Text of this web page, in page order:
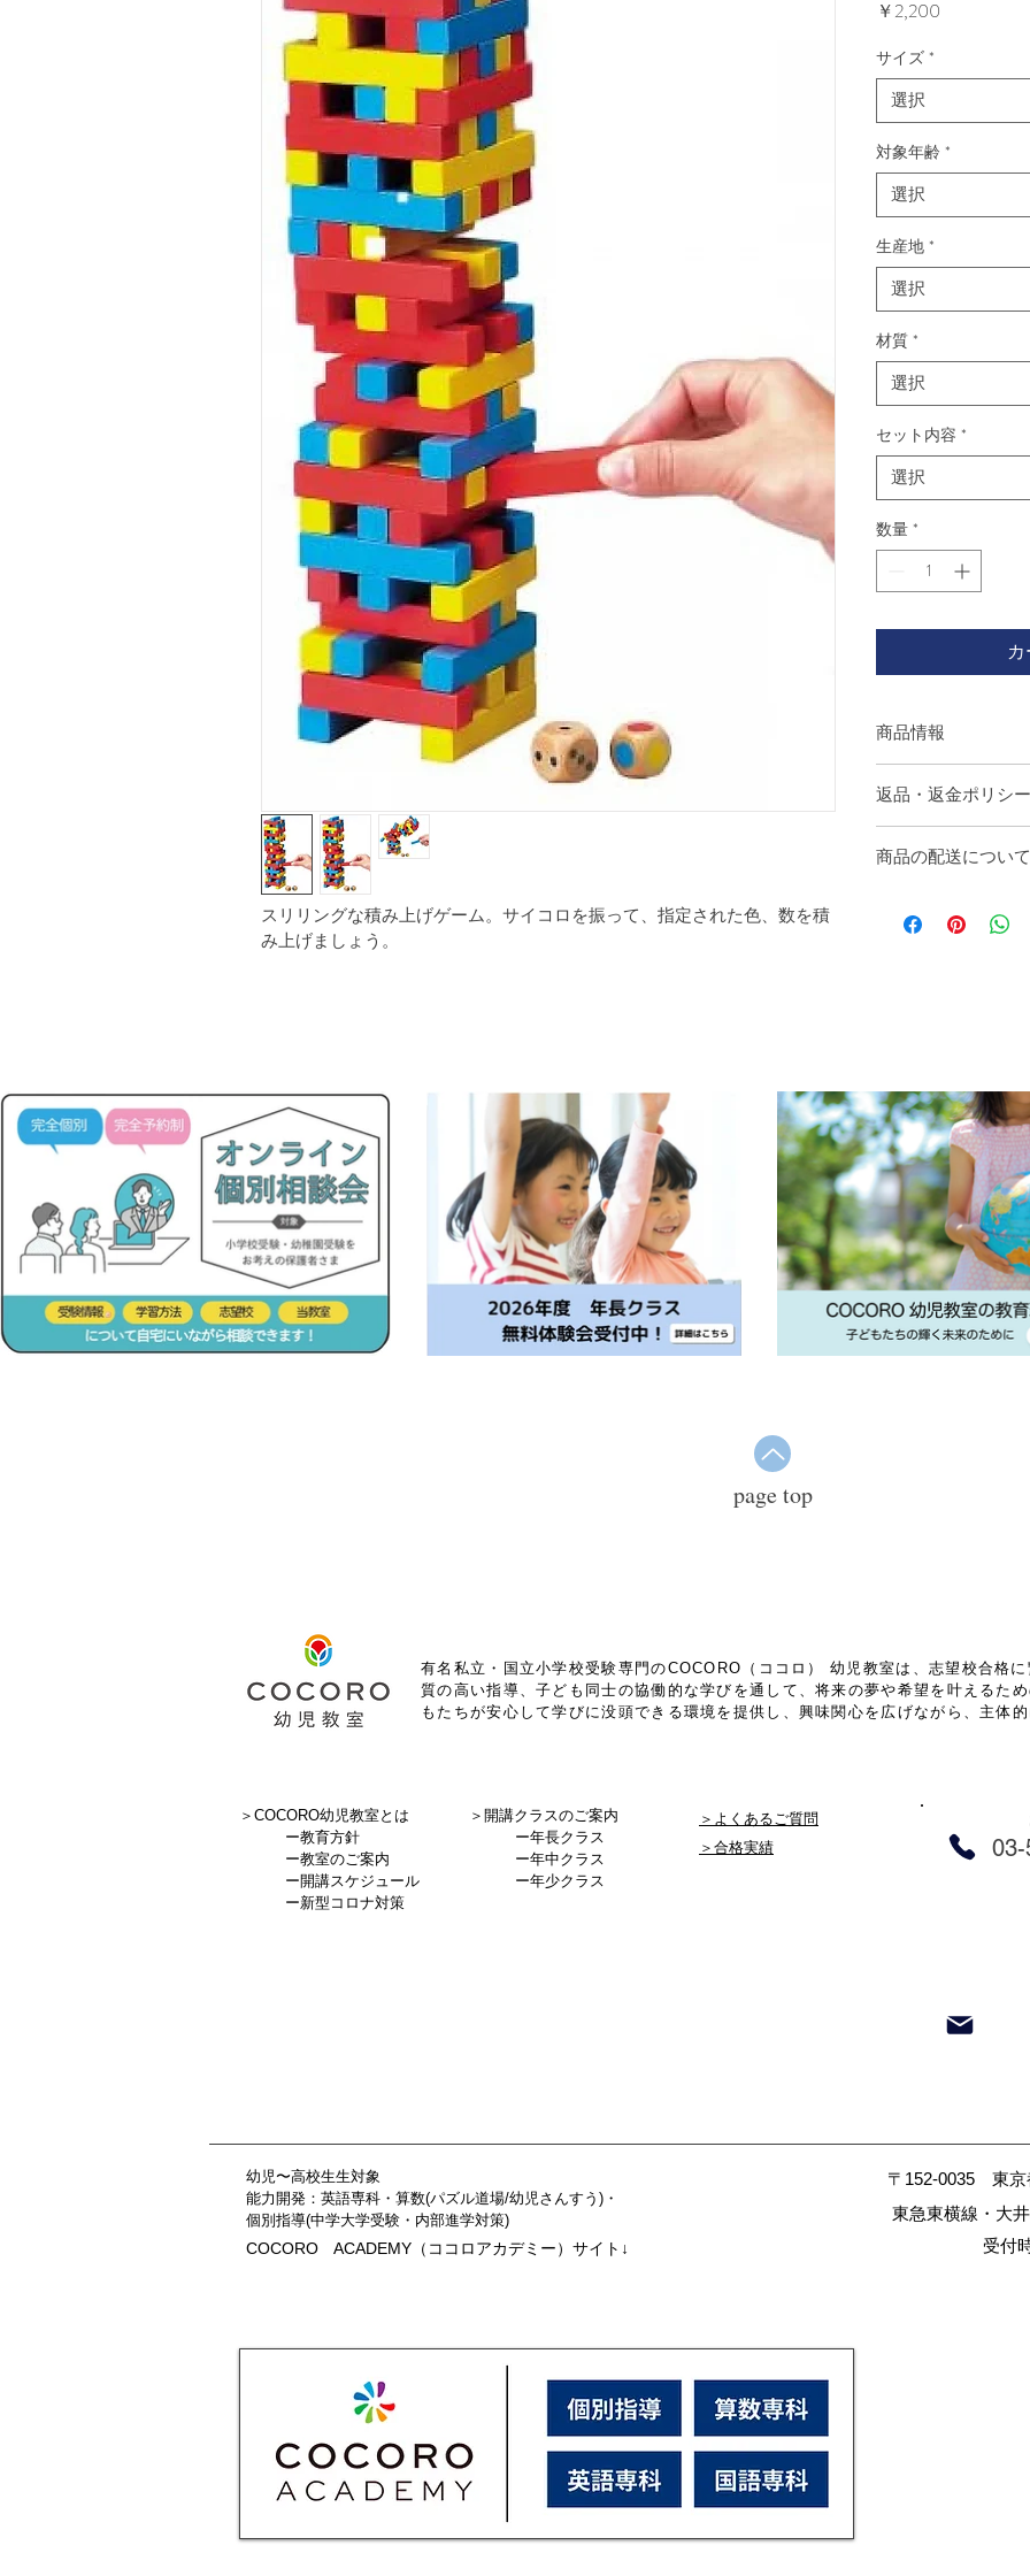
スリリングな積み上げゲーム。サイコロを振って、指定された色、数を積
み上げましょう。
￥2,200
サイズ *
選択
対象年齢 *
選択
生産地 *
選択
材質 *
選択
セット内容 *
選択
数量 *
商品情報
明に加え、商品の特
しましょう。
返品・返金ポリシー
だけなかった場合の
頼を獲得し、安心
商品の配送について
する情報を入力し
page top
有名私立・国立小学校受験専門のCOCORO（ココロ） 幼児教室は、 志望校合格
質の高い指導、子ども同士の協働的な学びを通して、将来の夢や希望を叶えるため
もたちが安心して学びに没頭できる環境を提供し、興味関心を広げながら、主体
＞COCORO幼児教室とは
ー教育方針
ー教室のご案内
ー開講スケジュール
ー新型コロナ対策
＞ 開講クラスのご案内
ー年長クラス
ー年中クラス
ー年少クラス
＞よくあるご質問
＞合格実績
03-
幼児〜高校生生対象
能力開発：英語専科・算数(パズル道場/幼児さんすう)・
個別指導(中学大学受験・内部進学対策)
COCORO ACADEMY（ココロアカデミー）サイト↓
〒152-0035 東京
東急東横線・大
受付